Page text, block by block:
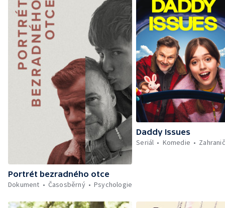
Portrét bezradného otce
Dokument
Časosběrný Psychologie
Daddy Issues
Seriál
Komedie